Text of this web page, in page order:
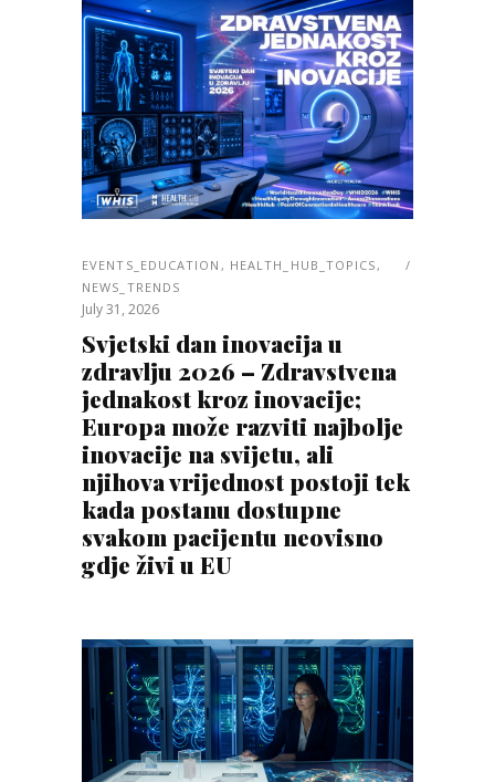
EVENTS_EDUCATION , HEALTH_HUB_TOPICS,
NEWS_TRENDS
July 31, 2026
Svjetski dan inovacija u
zdravlju 2026 – Zdravstvena
jednakost kroz inovacije;
Europa može razviti najbolje
inovacije na svijetu, ali
njihova vrijednost postoji tek
kada postanu dostupne
svakom pacijentu neovisno
gdje živi u EU